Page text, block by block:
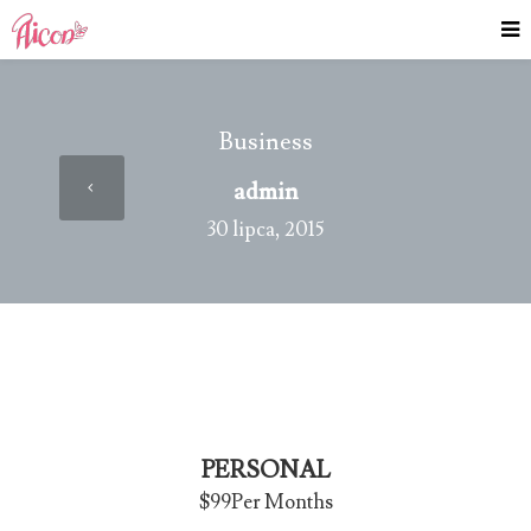
Business
admin
30 lipca, 2015
PERSONAL
$99Per Months